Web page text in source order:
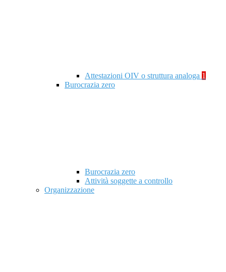
Attestazioni OIV o struttura analoga 1
Burocrazia zero
Burocrazia zero
Attività soggette a controllo
Organizzazione